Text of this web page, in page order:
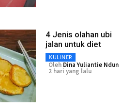
4 Jenis olahan ubi
jalan untuk diet
KULINER
Oleh Dina Yuliantie Ndun
2 hari yang lalu